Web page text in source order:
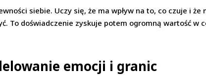
siebie. Uczy się, że ma wpływ na to, co czuje i
To doświadczenie zyskuje potem ogromną wartość w
emocji i granic